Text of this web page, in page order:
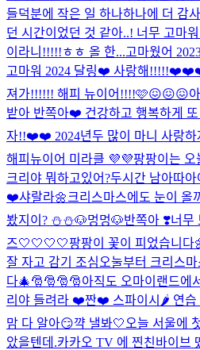
들덕분에 작은 일 하나하나에 더 감
던 시간이었던 것 같아..! 너무 고마
이라니!!!!!ㅎㅎ 올 한...고마웠어
고마워 2024 달링❤️ 사랑해
져가!!!!!! 해피 뉴이어!!!!🩷😖😖😖
받아 반쪽아❤️ 건강하고 행복하게
자!!❤️❤️ 2024년두 많이 마니 사랑하
해피뉴이어 미라클 💜💜팡팡이는
크리야 뭐하고있어?두시간 남아따
❤️샤랄라🌼 크리스마스에도 눈이 올
봤지이? ⛄️⛄️🐶멍멍🐶반쪽아 ❣️너무
즈🤍🤍🤍🤍팡팡이 꽃이 피었습니다
잘 자고 감기 조심 오눌부터 크리스
다🎄🎅🎅🎅🎅아직도 오마이랜드에
리야 들려라 ❤️짠❤️ 스파이시🌶️ 연습
맘 다 알아😏꺅 낼봐🤍 오늘 서울에
았을텐데.카카오 TV 에 찐친바이